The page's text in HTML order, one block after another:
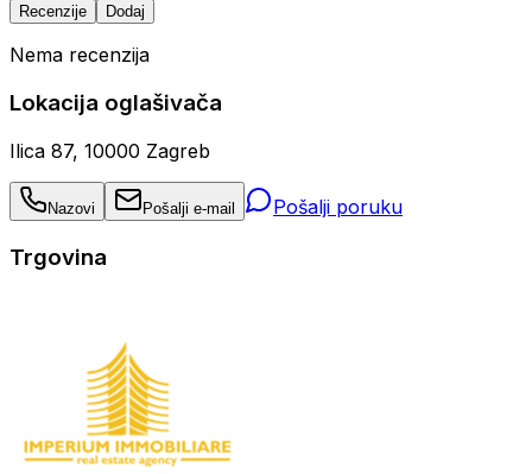
Recenzije Dodaj
Nema recenzija
Lokacija oglašivača
Ilica 87, 10000 Zagreb
Nazovi Pošalji e-mail Pošalji poruku
Trgovina